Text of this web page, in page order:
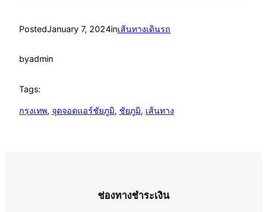
PostedJanuary 7, 2024inเส้นทางเดินรถ
byadmin
Tags:
กรุงเทพ, จุดจอดแอร์ชัยภูมิ, ชัยภูมิ, เส้นทาง
ช่องทางชำระเงิน